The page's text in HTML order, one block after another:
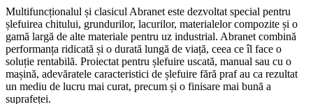
Multifuncționalul și clasicul Abranet este dezvoltat special pentru
șlefuirea chitului, grundurilor, lacurilor, materialelor compozite și o
gamă largă de alte materiale pentru uz industrial. Abranet combină
performanța ridicată și o durată lungă de viață, ceea ce îl face o
soluție rentabilă. Proiectat pentru șlefuire uscată, manual sau cu o
mașină, adevăratele caracteristici de șlefuire fără praf au ca rezultat
un mediu de lucru mai curat, precum și o finisare mai bună a
suprafeței.